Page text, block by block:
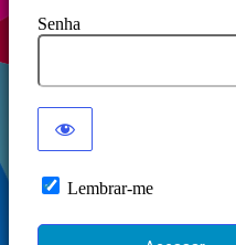
Senha
Lembrar-me